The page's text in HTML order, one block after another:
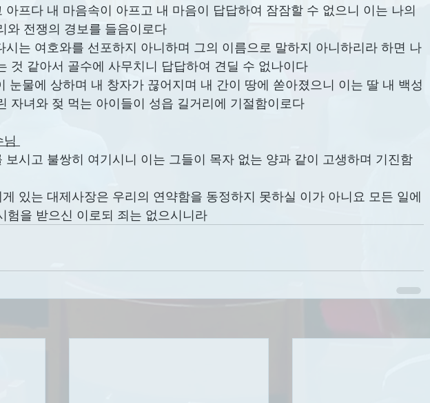
아프다 내 마음속이 아프고 내 마음이 답답하여 잠잠할 수 없으니 이는 나의
와 전쟁의 경보를 들음이로다
시는 여호와를 선포하지 아니하며 그의 이름으로 말하지 아니하리라 하면 나
것 같아서 골수에 사무치니 답답하여 견딜 수 없나이다
눈물에 상하며 내 창자가 끊어지며 내 간이 땅에 쏟아졌으니 이는 딸 내 백성
자녀와 젖 먹는 아이들이 성읍 길거리에 기절함이로다
님
보시고 불쌍히 여기시니 이는 그들이 목자 없는 양과 같이 고생하며 기진함
있는 대제사장은 우리의 연약함을 동정하지 못하실 이가 아니요 모든 일에
험을 받으신 이로되 죄는 없으시니라